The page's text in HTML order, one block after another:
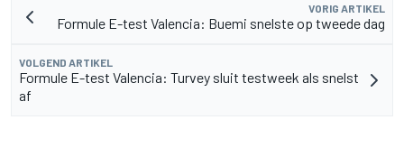
VORIG ARTIKEL
Formule E-test Valencia: Buemi snelste op tweede dag
VOLGEND ARTIKEL
Formule E-test Valencia: Turvey sluit testweek als snelst
af